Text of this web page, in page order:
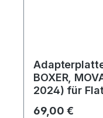
Adapterplatte
BOXER,
2024) für
Regulärer Preis:
69,00 €